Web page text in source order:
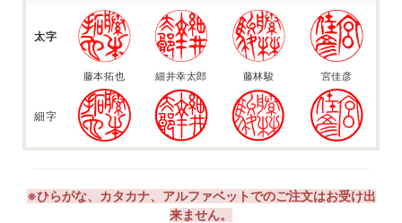
太字
藤本拓也 細井幸太郎 藤林駿 宮佳彦
細字
※ひらがな、カタカナ、アルファベットでのご注文はお受け出
来ません。